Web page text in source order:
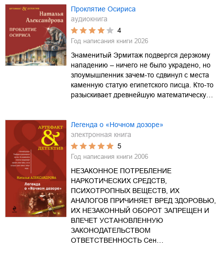
Проклятие Осириса
аудиокнига
4
Год написания книги 2026
Знаменитый Эрмитаж подвергся дерзкому
нападению – ничего не было украдено, но
злоумышленник зачем-то сдвинул с места
каменную статую египетского писца. Кто-то
разыскивает древнейшую математическу…
Легенда о «Ночном дозоре»
электронная книга
5
Год написания книги 2006
НЕЗАКОННОЕ ПОТРЕБЛЕНИЕ
НАРКОТИЧЕСКИХ СРЕДСТВ,
ПСИХОТРОПНЫХ ВЕЩЕСТВ, ИХ
АНАЛОГОВ ПРИЧИНЯЕТ ВРЕД ЗДОРОВЬЮ,
ИХ НЕЗАКОННЫЙ ОБОРОТ ЗАПРЕЩЕН И
ВЛЕЧЕТ УСТАНОВЛЕННУЮ
ЗАКОНОДАТЕЛЬСТВОМ
ОТВЕТСТВЕННОСТЬ Сен…